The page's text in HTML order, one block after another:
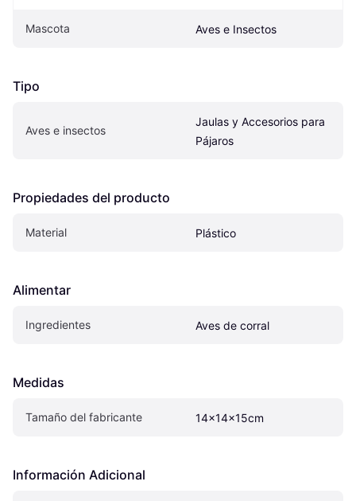
Mascota Aves e Insectos
Tipo
Aves e insectos
Jaulas y Accesorios para
Pájaros
Propiedades del producto
Material Plástico
Alimentar
Ingredientes Aves de corral
Medidas
Tamaño del fabricante 14x14x15cm
Información Adicional